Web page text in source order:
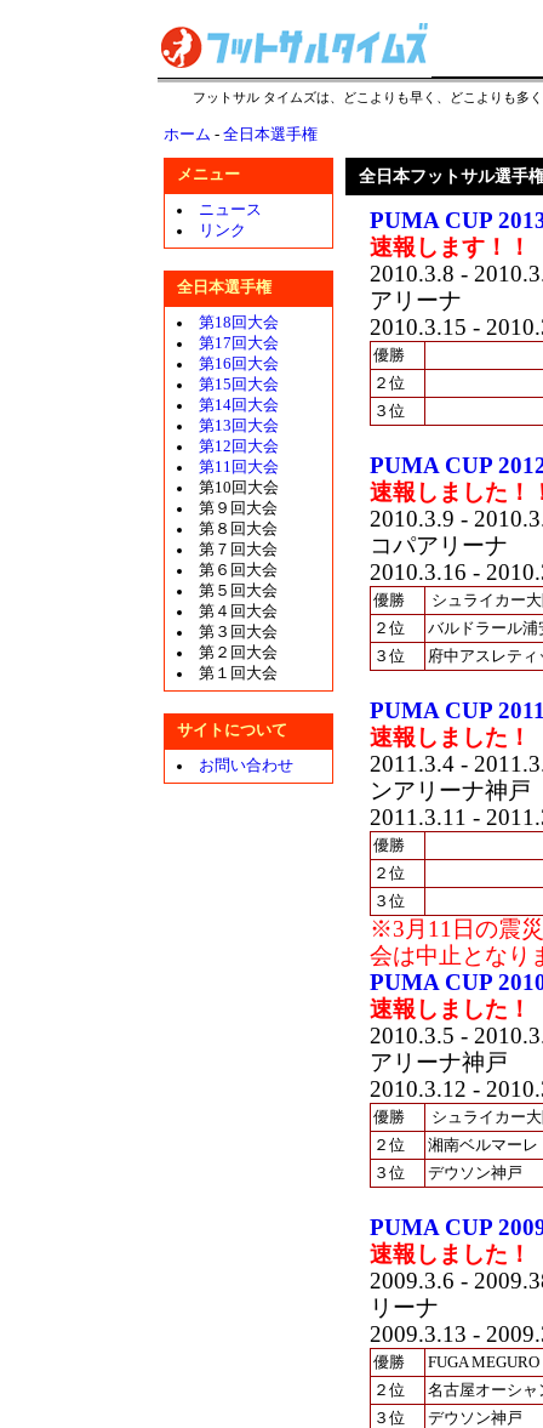
フットサル タイムズは、どこよりも早く、どこよりも多
ホーム - 全日本選手権
メニュー
ニュース
リンク
全日本選手権
第18回大会
第17回大会
第16回大会
第15回大会
第14回大会
第13回大会
第12回大会
第11回大会
第10回大会
第９回大会
第８回大会
第７回大会
第６回大会
第５回大会
第４回大会
第３回大会
第２回大会
第１回大会
サイトについて
お問い合わせ
全日本フットサル選手
PUMA CUP
速報します！！
2010.3.8 -
アリーナ
2010.3.15 -
優勝
２位
３位
PUMA CUP
速報しました！
2010.3.9 -
コパアリーナ
2010.3.16 -
優勝
シュライカー
２位
バルドラール浦
３位
府中アスレティ
PUMA CUP
速報しました！
2011.3.4 -
ンアリーナ神戸
2011.3.11 -
優勝
２位
３位
※3月11日の震
会は中止となり
PUMA CUP
速報しました！
2010.3.5 -
アリーナ神戸
2010.3.12 -
優勝
シュライカー
２位
湘南ベルマーレ
３位
デウソン神戸
PUMA CUP
速報しました！
2009.3.6 -
リーナ
2009.3.13 -
優勝
FUGA MEGURO
２位
名古屋オーシャ
３位
デウソン神戸